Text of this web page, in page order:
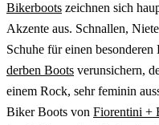
Bikerboots zeichnen sich
Akzente aus. Schnallen,
Schuhe für einen
derben Boots verunsichern,
einem Rock, sehr feminin
Biker Boots von Fiorentini +